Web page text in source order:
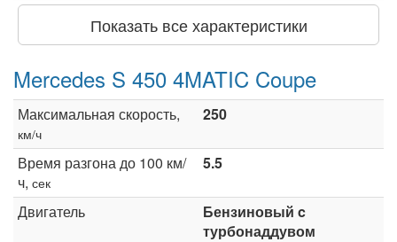
Показать все характеристики
Mercedes S 450 4MATIC Coupe
Максимальная скорость,
км/ч
250
Время разгона до 100 км/
ч, сек
5.5
Двигатель
Бензиновый c
турбонаддувом